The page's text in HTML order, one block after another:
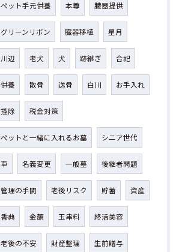
ペット手元供養 本尊 臓器提供
グリーンリボン 臓器移植 星月
川辺 老犬 犬 跡継ぎ 合祀
供養 散骨 送骨 白川 お手入れ
控除 税金対策
ペットと一緒に入れるお墓 シニア世代
車 名義変更 一般墓 後継者問題
管理の手間 老後リスク 貯蓄 資産
香典 金額 玉串料 終活美容
老後の不安 財産整理 生前贈与